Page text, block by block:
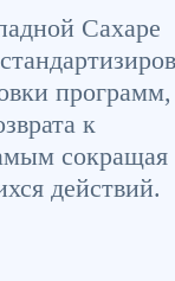
Сахаре
программ,
к
сокращая
действий.